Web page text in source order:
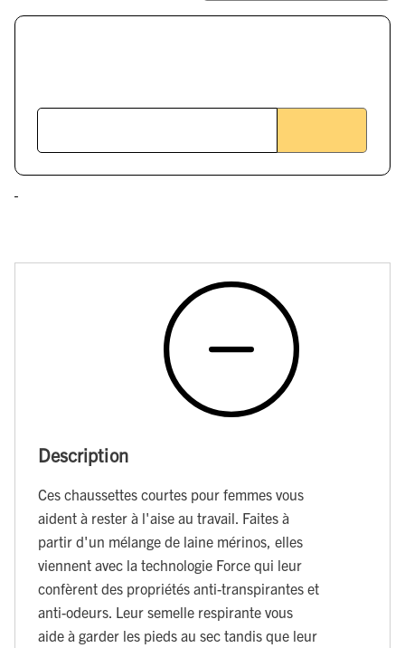
Description
Ces chaussettes courtes pour femmes vous
aident à rester à l'aise au travail. Faites à
partir d'un mélange de laine mérinos, elles
viennent avec la technologie Force qui leur
confèrent des propriétés anti-transpirantes et
anti-odeurs. Leur semelle respirante vous
aide à garder les pieds au sec tandis que leur